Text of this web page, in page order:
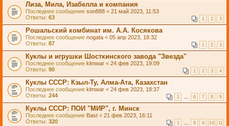
Лиза, Мила, Изабелла и компания
Последнее сообщение son888 « 21 май 2023, 11:53
Ответы: 63 1 2 3
Рошальский комбинат им. А.А. Косякова
Последнее сообщение nogata « 05 апр 2023, 18:32
Ответы: 87 1 2 3
Куклы и игрушки Шосткинского завода "Звезда"
Последнее сообщение klmwar « 24 фев 2023, 19:09
Ответы: 90 1 2 3 4
Куклы СССР: Кзыл-Ту, Алма-Ата, Казахстан
Последнее сообщение klmwar « 24 фев 2023, 18:37
Ответы: 244 1 … 6 7 8 9
Куклы СССР: ПОИ "МИР", г. Минск
Последнее сообщение Bast « 21 фев 2023, 16:11
Ответы: 320 1 … 8 9 10 11